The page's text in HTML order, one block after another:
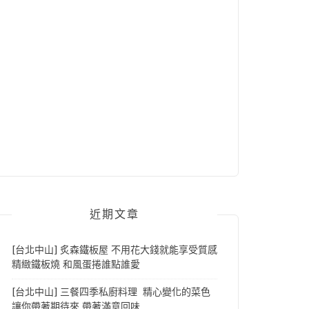
近期文章
[台北中山] 炙森鐵板屋 不用花大錢就能享受質感
精緻鐵板燒 和風蛋捲誰點誰愛
[台北中山] 三餐四季私廚料理 精心變化的菜色
讓你帶著期待來 帶著滿意回味